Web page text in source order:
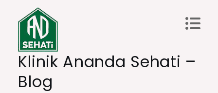
content
Klinik Ananda Sehati –
Blog